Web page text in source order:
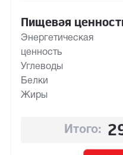
Пищевая
Энергетическая
ценность
Углеводы
Белки
Жиры
Итого: